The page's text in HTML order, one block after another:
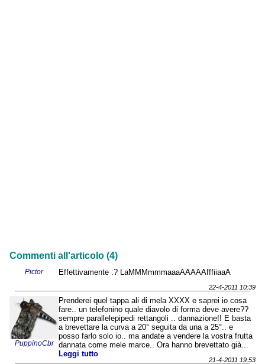
Commenti all'articolo (4)
Pictor Effettivamente :? LaMMMmmmaaaAAAAAfffiiaaA
22-4-2011 10:39
PuppinoCbr
Prenderei quel tappa ali di mela XXXX e saprei io cosa
fare.. un telefonino quale diavolo di forma deve avere??
sempre parallelepipedi rettangoli .. dannazione!! E basta
a brevettare la curva a 20° seguita da una a 25°.. e
posso farlo solo io.. ma andate a vendere la vostra frutta
dannata come mele marce.. Ora hanno brevettato già...
Leggi tutto
21-4-2011 19:53